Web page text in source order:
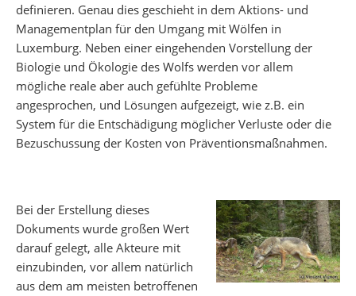
definieren. Genau dies geschieht in dem Aktions- und
Managementplan für den Umgang mit Wölfen in
Luxemburg. Neben einer eingehenden Vorstellung der
Biologie und Ökologie des Wolfs werden vor allem
mögliche reale aber auch gefühlte Probleme
angesprochen, und Lösungen aufgezeigt, wie z.B. ein
System für die Entschädigung möglicher Verluste oder die
Bezuschussung der Kosten von Präventionsmaßnahmen.
Bei der Erstellung dieses
Dokuments wurde großen Wert
darauf gelegt, alle Akteure mit
einzubinden, vor allem natürlich
aus dem am meisten betroffenen